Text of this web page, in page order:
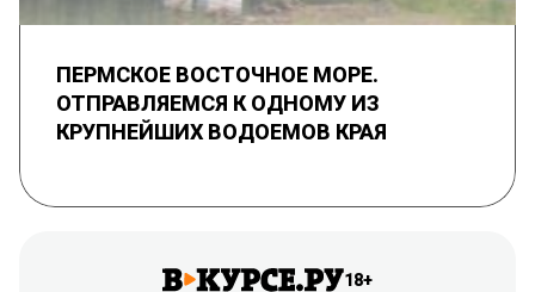
ПЕРМСКОЕ ВОСТОЧНОЕ МОРЕ.
ОТПРАВЛЯЕМСЯ К ОДНОМУ ИЗ
КРУПНЕЙШИХ ВОДОЕМОВ КРАЯ
18+